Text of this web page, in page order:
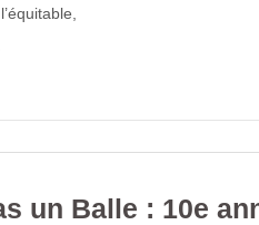
un Balle : 10e